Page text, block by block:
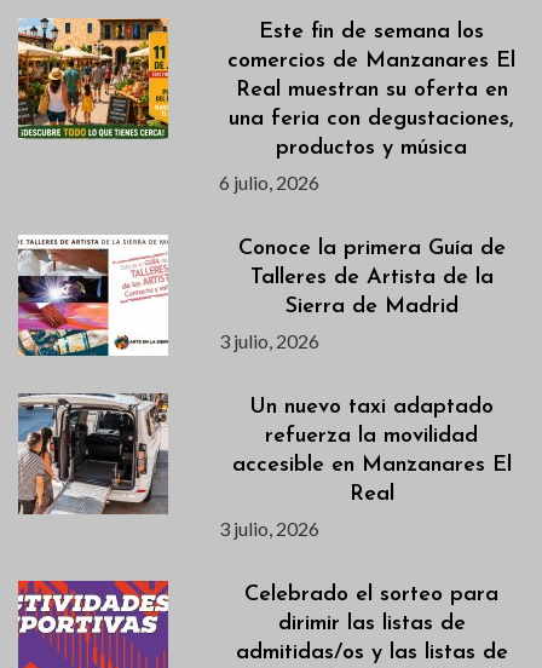
Este fin de semana los
comercios de Manzanares El
Real muestran su oferta en
una feria con degustaciones,
productos y música
6 julio, 2026
Conoce la primera Guía de
Talleres de Artista de la
Sierra de Madrid
3 julio, 2026
Un nuevo taxi adaptado
refuerza la movilidad
accesible en Manzanares El
Real
3 julio, 2026
Celebrado el sorteo para
dirimir las listas de
admitidas/os y las listas de